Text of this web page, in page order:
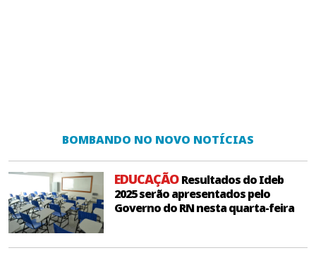
BOMBANDO NO NOVO NOTÍCIAS
EDUCAÇÃOResultados do Ideb
2025 serão apresentados pelo
Governo do RN nesta quarta-feira